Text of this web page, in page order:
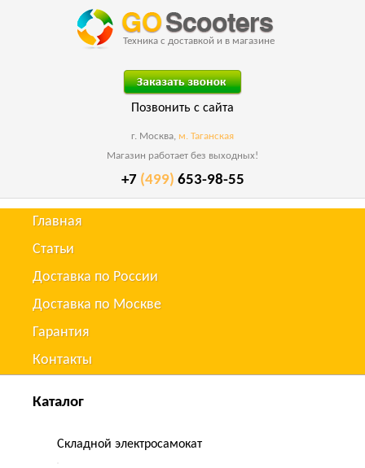
Техника с доставкой и в магазине
Позвонить с сайта
г. Москва, м. Таганская
Магазин работает без выходных!
+7 (499) 653-98-55
Главная
Статьи
Доставка по России
Доставка по Москве
Гарантия
Контакты
Каталог
Складной электросамокат